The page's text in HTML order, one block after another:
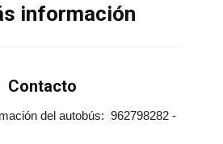
información
Contacto
del autobús: 962798282 -